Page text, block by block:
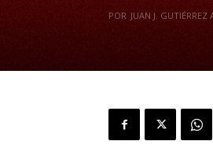
POR JUAN J. GUTIÉRREZ